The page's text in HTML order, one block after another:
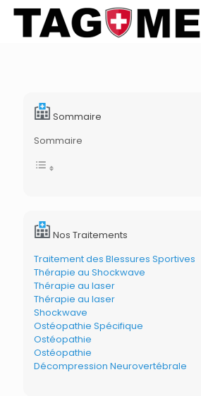
Sommaire
Sommaire
Nos Traitements
Traitement des Blessures Sportives
Thérapie au Shockwave
Thérapie au laser
Thérapie au laser
Shockwave
Ostéopathie Spécifique
Ostéopathie
Ostéopathie
Décompression Neurovertébrale